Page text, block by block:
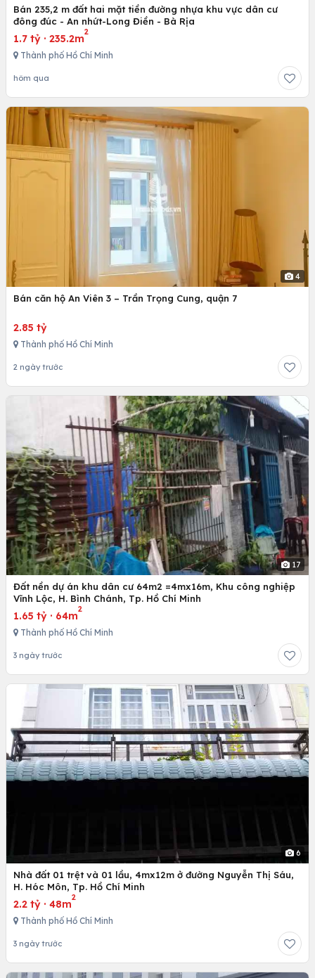
Bán 235,2 m đất hai mặt tiền đường nhựa khu vực dân cư
đông đúc - An nhứt-Long Điền - Bà Rịa
1.7 tỷ · 235.2m
2
Thành phố Hồ Chí Minh
hôm qua
4
Bán căn hộ An Viên 3 – Trần Trọng Cung, quận 7
2.85 tỷ
Thành phố Hồ Chí Minh
2 ngày trước
17
Đất nền dự án khu dân cư 64m2 =4mx16m, Khu công nghiệp
Vĩnh Lộc, H. Bình Chánh, Tp. Hồ Chí Minh
1.65 tỷ · 64m
2
Thành phố Hồ Chí Minh
3 ngày trước
6
Nhà đất 01 trệt và 01 lầu, 4mx12m ở đường Nguyễn Thị Sáu,
H. Hóc Môn, Tp. Hồ Chí Minh
2.2 tỷ · 48m
2
Thành phố Hồ Chí Minh
3 ngày trước